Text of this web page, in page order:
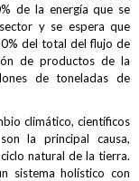
de la energía que se
y se espera que
del total del flujo de
de productos de la
de toneladas de
climático, científicos
la principal causa,
natural de la tierra.
sistema holístico con